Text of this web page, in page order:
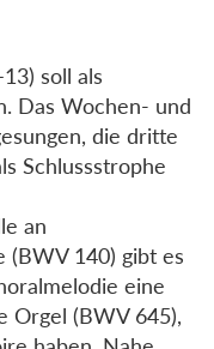
soll als
Das Wochen- und
die dritte
Schlussstrophe
an
(BWV 140) gibt es
eine
Orgel (BWV 645),